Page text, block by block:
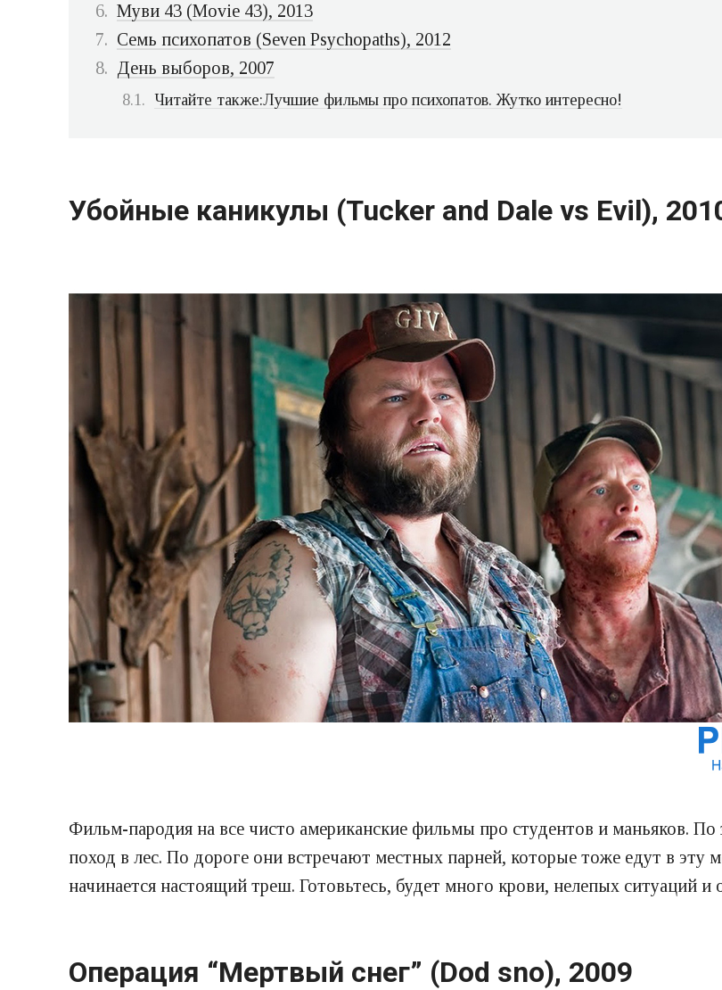
Муви 43 (Movie 43), 2013
Семь психопатов (Seven Psychopaths), 2012
День выборов, 2007
Читайте также:Лучшие фильмы про психопатов. Жутко интересно!
Убойные каникулы (Tucker and Dale vs Evil),
Фильм-пародия на все чисто американские фильмы про студентов и маньяков. По
поход в лес. По дороге они встречают местных парней, которые тоже едут в эту
начинается настоящий треш. Готовьтесь, будет много крови, нелепых ситуаций
Операция “Мертвый снег” (Dod sno), 2009